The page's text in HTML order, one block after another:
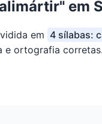
em
em 4 sílabas:
e ortografia corretas.